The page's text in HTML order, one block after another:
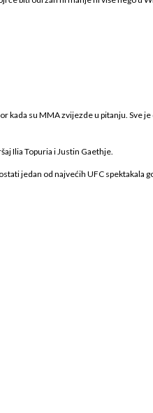
kada su MMA zvijezde u pitanju. Sve
Ilia Topuria i Justin Gaethje.
jedan od najvećih UFC spektakala